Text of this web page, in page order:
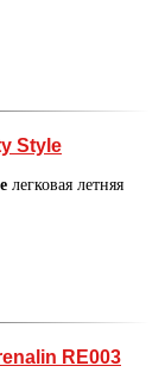
Style
легковая летняя
RE003